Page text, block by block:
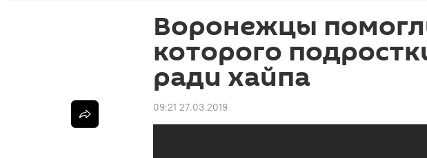
Воронежцы
которого
ради хайпа
09:21 27.03.2019